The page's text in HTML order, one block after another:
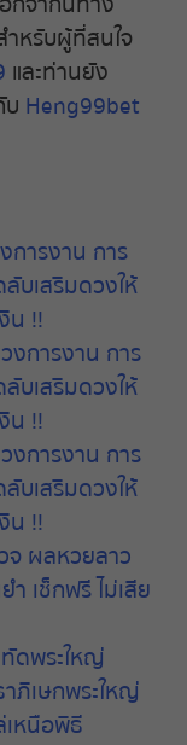
ำหรับผู้ที่สนใจ
และท่านยัง
Heng99bet
ารงาน การ
บเสริมดวงให้
น !!
การงาน การ
บเสริมดวงให้
น !!
การงาน การ
บเสริมดวงให้
น !!
ผลหวยลาว
เช็กฟรี ไม่เสีย
ดพระใหญ่
ภิเษกพระใหญ่
หนือพิธี